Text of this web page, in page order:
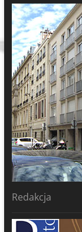
Redakcja